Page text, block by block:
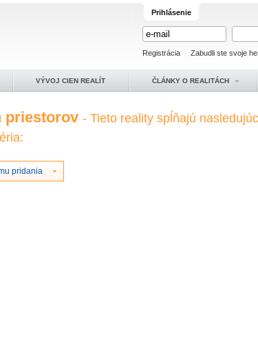
Prihlásenie
Registrácia Zabudli ste svoje
VÝVOJ CIEN REALÍT ČLÁNKY O REALITÁCH
priestorov- Tieto reality spĺňajú
pridania